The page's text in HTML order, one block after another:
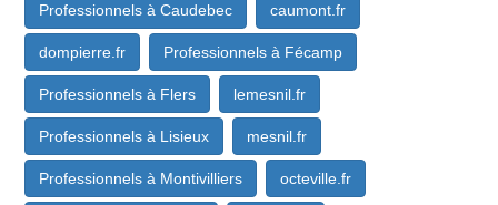
Professionnels à Caudebec caumont.fr
dompierre.fr Professionnels à Fécamp
Professionnels à Flers lemesnil.fr
Professionnels à Lisieux mesnil.fr
Professionnels à Montivilliers octeville.fr